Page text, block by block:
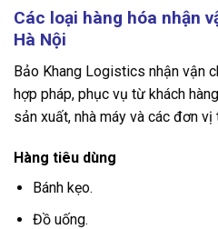
Các loại hàng hóa nhận
Hà Nội
Bảo Khang Logistics nhận vận
hợp pháp, phục vụ từ khách
sản xuất, nhà máy và các đơn vị
Hàng tiêu dùng
Bánh kẹo.
Đồ uống.